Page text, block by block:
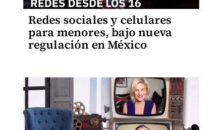
Redes sociales y celulares
para menores, bajo nueva
regulación en México